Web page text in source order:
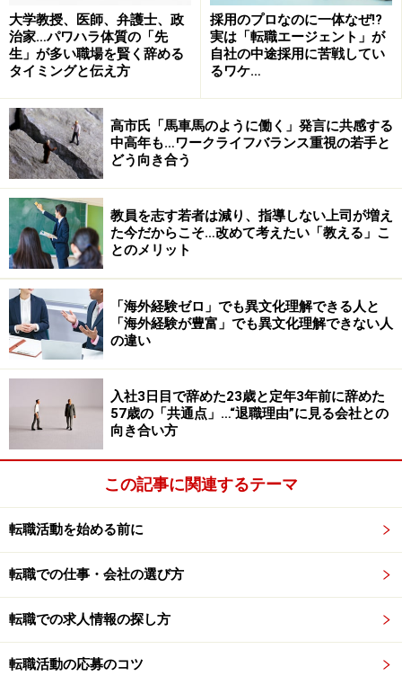
大学教授、医師、弁護士、政
治家…パワハラ体質の「先
生」が多い職場を賢く辞める
タイミングと伝え方
採用のプロなのに一体なぜ!?
実は「転職エージェント」が
自社の中途採用に苦戦してい
るワケ…
高市氏「馬車馬のように働く」発言に共感する
中高年も…ワークライフバランス重視の若手と
どう向き合う
教員を志す若者は減り、指導しない上司が増え
た今だからこそ…改めて考えたい「教える」こ
とのメリット
「海外経験ゼロ」でも異文化理解できる人と
「海外経験が豊富」でも異文化理解できない人
の違い
入社3日目で辞めた23歳と定年3年前に辞めた
57歳の「共通点」…“退職理由”に見る会社との
向き合い方
この記事に関連するテーマ
転職活動を始める前に
転職での仕事・会社の選び方
転職での求人情報の探し方
転職活動の応募のコツ